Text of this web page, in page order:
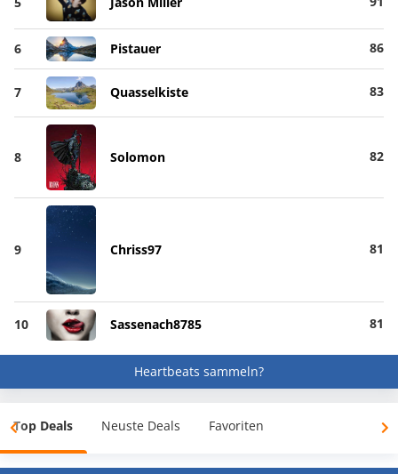
6 Pistauer 86
7 Quasselkiste 83
8 Solomon 82
9 Chriss97 81
10 Sassenach8785 81
Heartbeats sammeln?
Top Deals Neuste Deals Favoriten